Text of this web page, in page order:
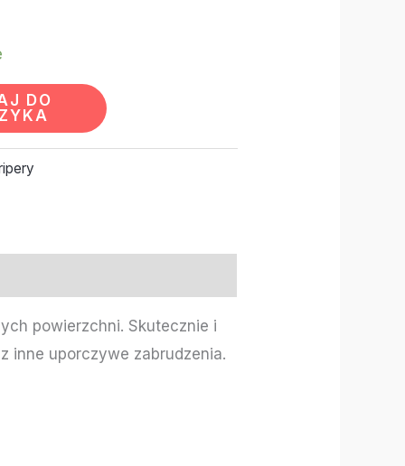
DO
powierzchni. Skutecznie i
inne uporczywe zabrudzenia.